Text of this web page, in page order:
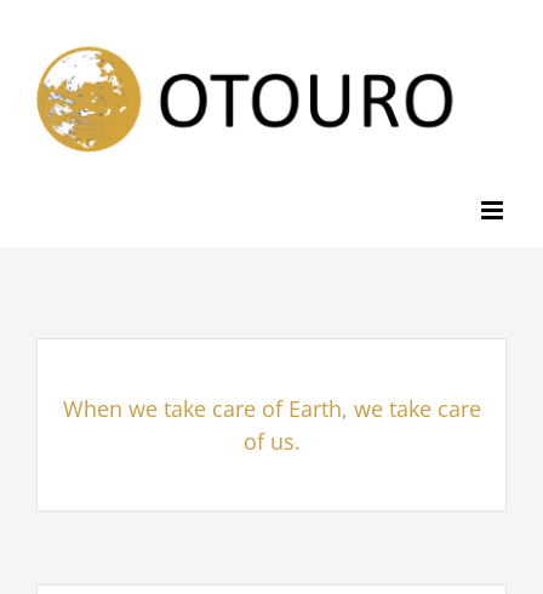
content
When we take care of Earth, we take care
of us.